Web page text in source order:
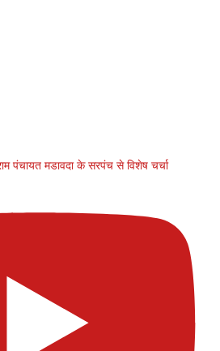
पंचायत मडावदा के सरपंच से विशेष चर्चा